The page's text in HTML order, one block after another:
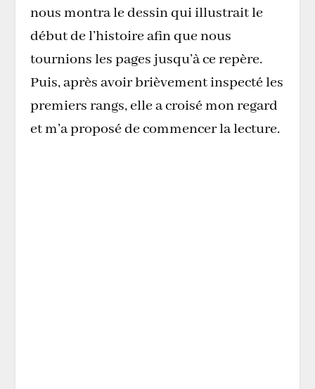
nous montra le dessin qui illustrait le
début de l’histoire afin que nous
tournions les pages jusqu’à ce repère.
Puis, après avoir brièvement inspecté les
premiers rangs, elle a croisé mon regard
et m’a proposé de commencer la lecture.